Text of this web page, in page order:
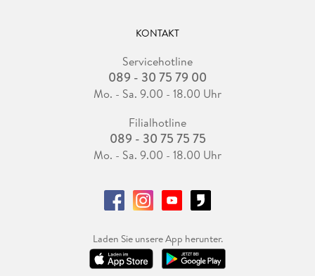
KONTAKT
Servicehotline
089 - 30 75 79 00
Mo. - Sa. 9.00 - 18.00 Uhr
Filialhotline
089 - 30 75 75 75
Mo. - Sa. 9.00 - 18.00 Uhr
Laden Sie unsere App herunter.